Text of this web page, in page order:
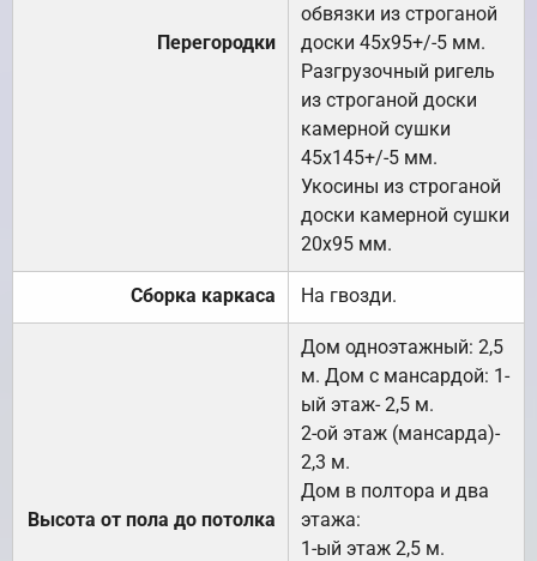
Перегородки
обвязки из строганой
доски 45х95+/-5 мм.
Разгрузочный ригель
из строганой доски
камерной сушки
45х145+/-5 мм.
Укосины из строганой
доски камерной сушки
20х95 мм.
Сборка каркаса На гвозди.
Высота от пола до потолка
Дом одноэтажный: 2,5
м. Дом с мансардой: 1-
ый этаж- 2,5 м.
2-ой этаж (мансарда)-
2,3 м.
Дом в полтора и два
этажа:
1-ый этаж 2,5 м.